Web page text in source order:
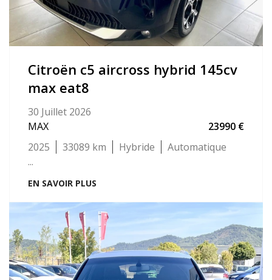
citroën c5 aircross hybrid 145cv
max eat8
30 Juillet 2026
MAX
23990
2025
33089 Hybride
Automatique
...
EN SAVOIR PLUS